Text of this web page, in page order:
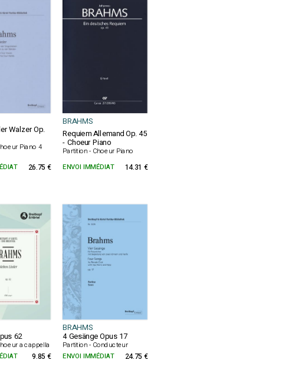
BRAHMS
Walzer Op.
Piano 4
Requiem Allemand Op. 45
- Choeur Piano
Partition - Choeur Piano
26.75 € ENVOI IMMÉDIAT 14.31 €
BRAHMS
62
a cappella
4 Gesänge Opus 17
Partition - Conducteur
9.85 € ENVOI IMMÉDIAT 24.75 €